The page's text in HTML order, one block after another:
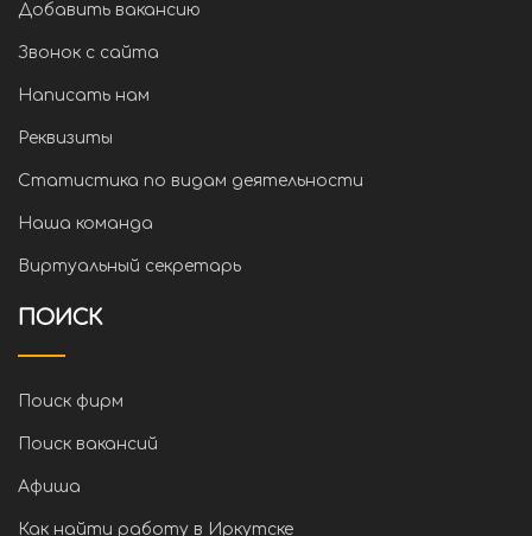
Добавить вакансию
Звонок с сайта
Написать нам
Реквизиты
Статистика по видам деятельности
Наша команда
Виртуальный секретарь
ПОИСК
Поиск фирм
Поиск вакансий
Афиша
Как найти работу в Иркутске